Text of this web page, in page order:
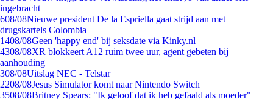
ingebracht
608/08Nieuwe president De la Espriella gaat strijd aan met
drugskartels Colombia
1408/08Geen 'happy end' bij seksdate via Kinky.nl
4308/08XR blokkeert A12 ruim twee uur, agent gebeten bij
aanhouding
308/08Uitslag NEC - Telstar
2208/08Jesus Simulator komt naar Nintendo Switch
3508/08Britney Spears: "Ik geloof dat ik heb gefaald als moeder"